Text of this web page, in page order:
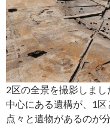
2区の全景を撮影しまし
中心にある遺構が、1区
点々と遺物があるのが